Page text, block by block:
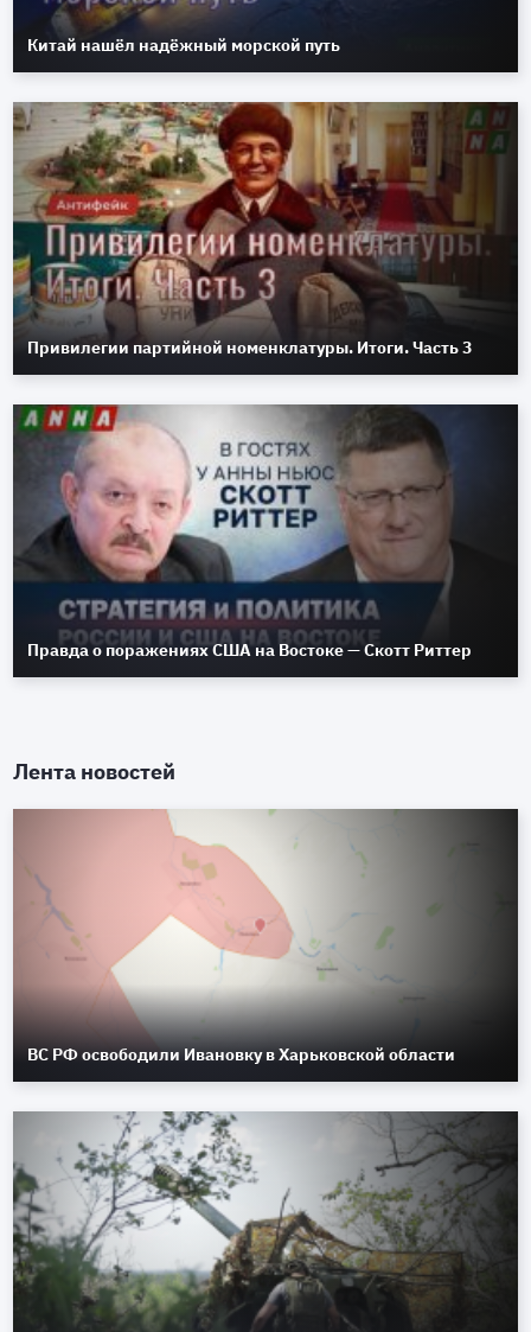
Китай нашёл надёжный морской путь
Привилегии партийной номенклатуры. Итоги. Часть 3
Правда о поражениях США на Востоке — Скотт Риттер
Лента новостей
ВС РФ освободили Ивановку в Харьковской области